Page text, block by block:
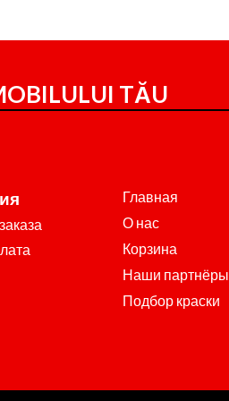
TĂU
Главная
О нас
Корзина
Наши партнёры
Подбор краски